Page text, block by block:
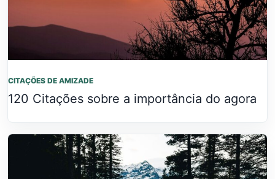
CITAÇÕES DE AMIZADE
120 Citações sobre a importância do agora